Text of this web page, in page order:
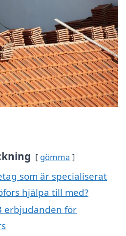
gömma
som är specialiserat
hjälpa till med?
erbjudanden för